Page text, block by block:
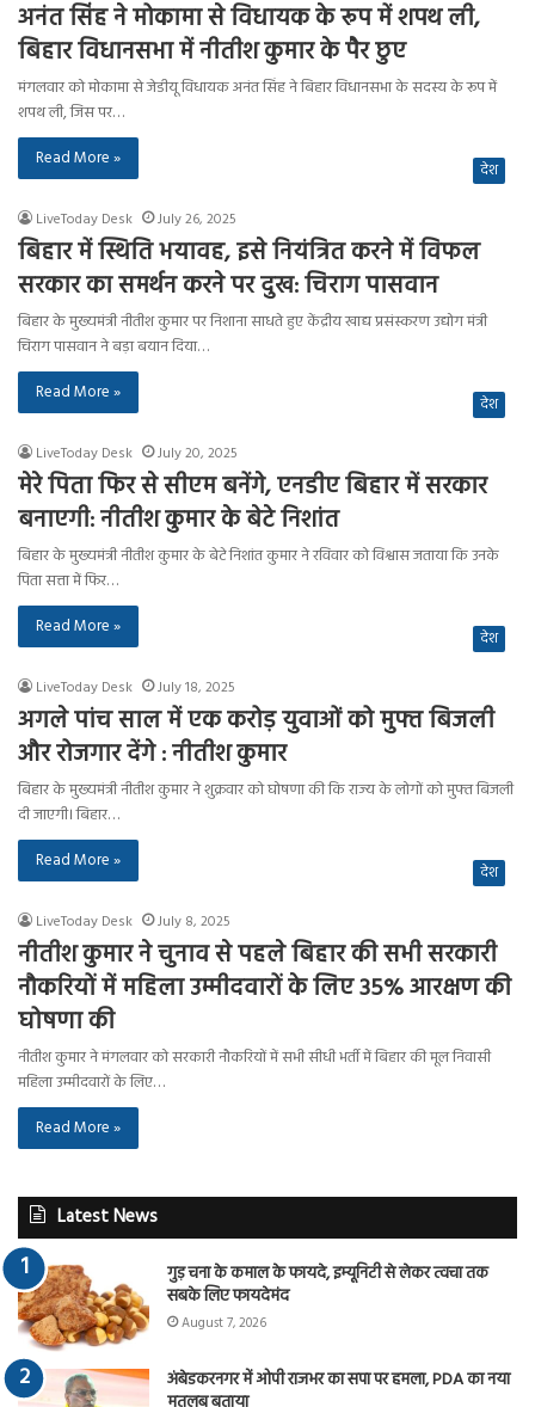
अनंत सिंह ने मोकामा से विधायक के रूप में शपथ ली,
बिहार विधानसभा में नीतीश कुमार के पैर छुए
मंगलवार को मोकामा से जेडीयू विधायक अनंत सिंह ने बिहार विधानसभा के सदस्य के रूप में
शपथ ली, जिस पर…
Read More »
देश
LiveToday Desk July 26, 2025
बिहार में स्थिति भयावह, इसे नियंत्रित करने में विफल
सरकार का समर्थन करने पर दुख: चिराग पासवान
बिहार के मुख्यमंत्री नीतीश कुमार पर निशाना साधते हुए केंद्रीय खाद्य प्रसंस्करण उद्योग मंत्री
चिराग पासवान ने बड़ा बयान दिया…
Read More »
देश
LiveToday Desk July 20, 2025
मेरे पिता फिर से सीएम बनेंगे, एनडीए बिहार में सरकार
बनाएगी: नीतीश कुमार के बेटे निशांत
बिहार के मुख्यमंत्री नीतीश कुमार के बेटे निशांत कुमार ने रविवार को विश्वास जताया कि उनके
पिता सत्ता में फिर…
Read More »
देश
LiveToday Desk July 18, 2025
अगले पांच साल में एक करोड़ युवाओं को मुफ्त बिजली
और रोजगार देंगे : नीतीश कुमार
बिहार के मुख्यमंत्री नीतीश कुमार ने शुक्रवार को घोषणा की कि राज्य के लोगों को मुफ्त बिजली
दी जाएगी। बिहार…
Read More »
देश
LiveToday Desk July 8, 2025
नीतीश कुमार ने चुनाव से पहले बिहार की सभी सरकारी
नौकरियों में महिला उम्मीदवारों के लिए 35% आरक्षण की
घोषणा की
नीतीश कुमार ने मंगलवार को सरकारी नौकरियों में सभी सीधी भर्ती में बिहार की मूल निवासी
महिला उम्मीदवारों के लिए…
Read More »
Latest News
गुड़ चना के कमाल के फायदे, इम्यूनिटी से लेकर त्वचा तक
सबके लिए फायदेमंद
August 7, 2026
अंबेडकरनगर में ओपी राजभर का सपा पर हमला, PDA का नया